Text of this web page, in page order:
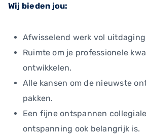
Wij bieden jou:
Afwisselend werk vol
Ruimte om je professionele
ontwikkelen.
Alle kansen om de nieuwste
pakken.
Een fijne ontspannen
ontspanning ook belangrijk is.